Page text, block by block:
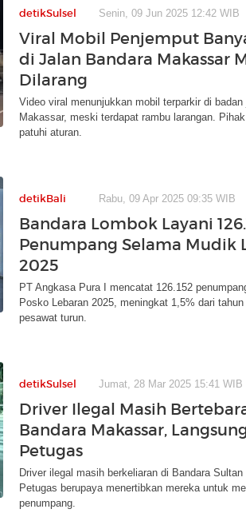
detikSulsel Senin, 09 Jun 2025 12:42 WIB
Viral Mobil Penjemput
di Jalan Bandara Makassar
Dilarang
Video viral menunjukkan mobil terparkir di
Makassar, meski terdapat rambu larangan.
patuhi aturan.
detikBali Rabu, 09 Apr 2025 09:35 WIB
Bandara Lombok Layani
Penumpang Selama Mudik
2025
PT Angkasa Pura I mencatat 126.152
Posko Lebaran 2025, meningkat 1,5% dari
pesawat turun.
detikSulsel Jumat, 28 Mar 2025 15:41 WIB
Driver Ilegal Masih
Bandara Makassar,
Petugas
Driver ilegal masih berkeliaran di Bandara
Petugas berupaya menertibkan mereka untuk
penumpang.